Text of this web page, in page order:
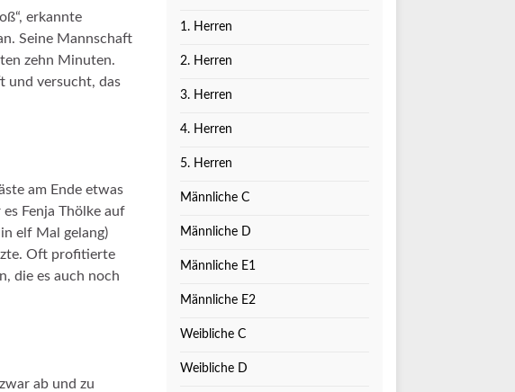
erkannte
Seine Mannschaft
zehn Minuten.
und versucht, das
am Ende etwas
Fenja Thölke auf
elf Mal gelang)
Oft profitierte
die es auch noch
ab und zu
1. Herren
2. Herren
3. Herren
4. Herren
5. Herren
Männliche C
Männliche D
Männliche E1
Männliche E2
Weibliche C
Weibliche D